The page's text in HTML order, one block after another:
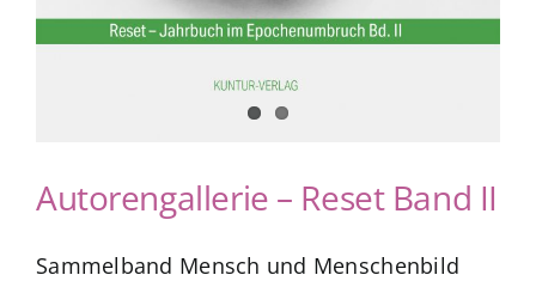
Autorengallerie – Reset Band II
Sammelband Mensch und Menschenbild